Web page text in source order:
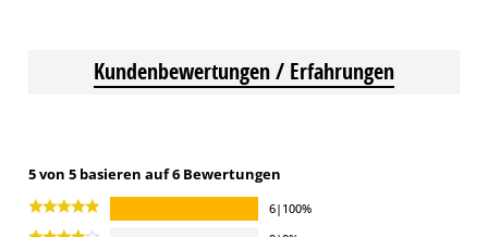
Kundenbewertungen / Erfahrungen
5 von 5 basieren auf 6 Bewertungen
6|100%